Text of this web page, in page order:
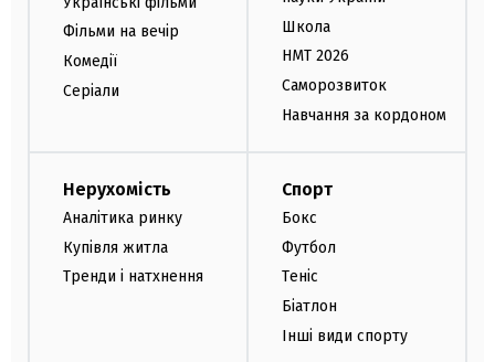
Фільми на вечір
Комедії
Серіали
Школа
НМТ 2026
Саморозвиток
Навчання за кордоном
Нерухомість
Аналітика ринку
Купівля житла
Тренди і натхнення
Спорт
Бокс
Футбол
Теніс
Біатлон
Інші види спорту